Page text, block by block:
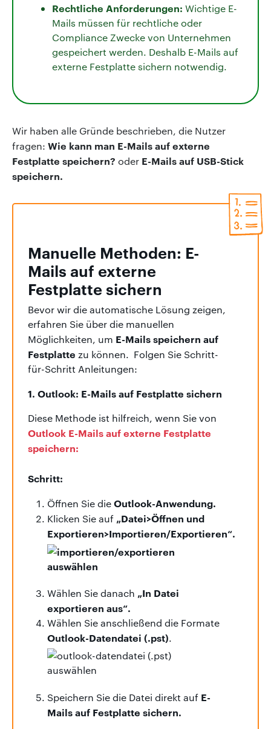
Rechtliche Anforderungen: Wichtige E-
Mails müssen für rechtliche oder
Compliance Zwecke von Unternehmen
gespeichert werden. Deshalb E-Mails auf
externe Festplatte sichern notwendig.
Wir haben alle Gründe beschrieben, die Nutzer
fragen: Wie kann man E-Mails auf externe
Festplatte speichern? oder E-Mails auf USB-Stick
speichern.
Manuelle Methoden: E-
Mails auf externe
Festplatte sichern
Bevor wir die automatische Lösung zeigen,
erfahren Sie über die manuellen
Möglichkeiten, um E-Mails speichern auf
Festplatte zu können. Folgen Sie Schritt-
für-Schritt Anleitungen:
1. Outlook: E-Mails auf Festplatte sichern
Diese Methode ist hilfreich, wenn Sie von
Outlook E-Mails auf externe Festplatte
speichern:
Schritt:
Öffnen Sie dieOutlook-Anwendung.
Klicken Sie auf „Datei>Öffnen und
Exportieren>Importieren/Exportieren“.
Wählen Sie danach „In Datei
exportieren aus“.
Wählen Sie anschließend die Formate
Outlook-Datendatei (.pst).
Speichern Sie die Datei direkt auf E-
Mails auf Festplatte sichern.